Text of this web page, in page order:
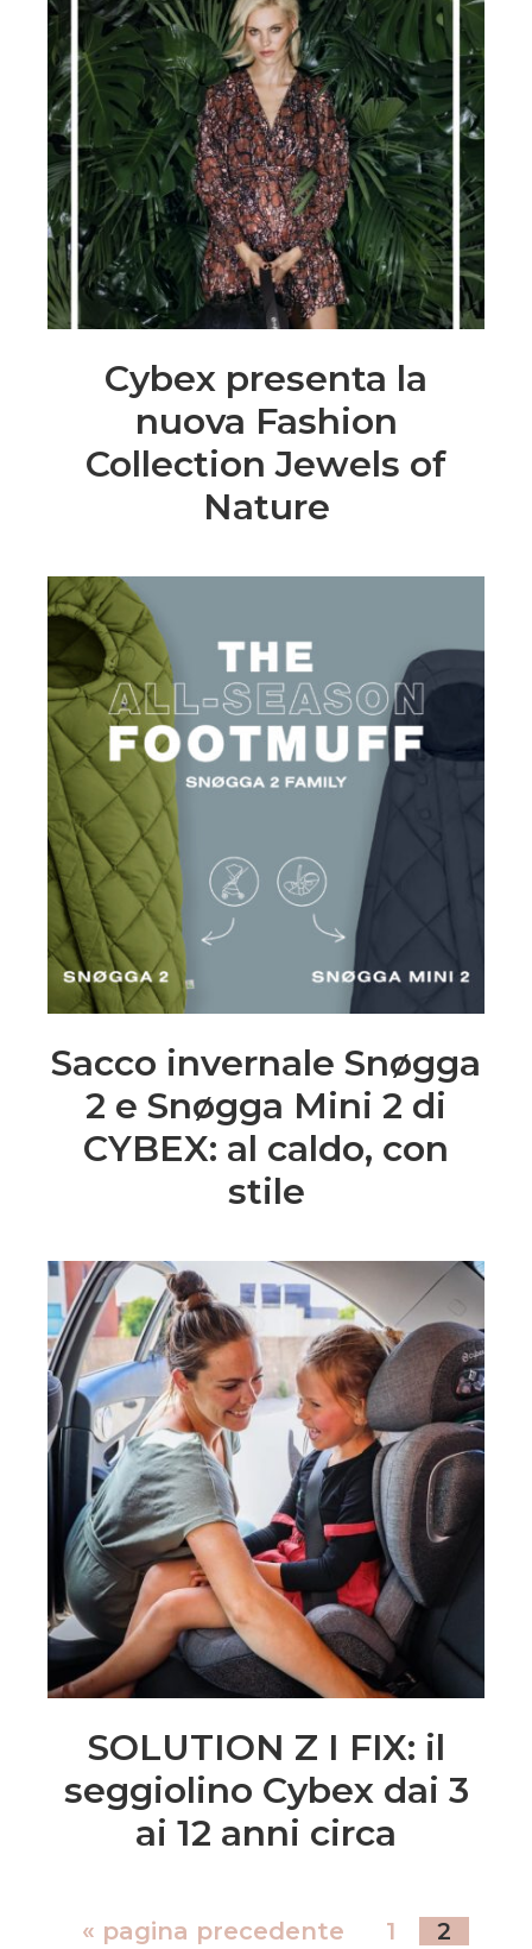
Cybex presenta la
nuova Fashion
Collection Jewels of
Nature
Sacco invernale Snøgga
2 e Snøgga Mini 2 di
CYBEX: al caldo, con
stile
SOLUTION Z I FIX: il
seggiolino Cybex dai 3
ai 12 anni circa
« pagina precedente 1 2